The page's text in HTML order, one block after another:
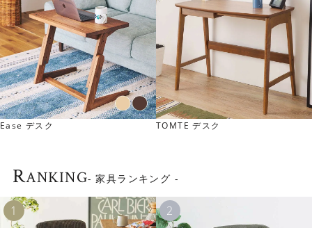
天板にはコードスリットがあります。パソコンや充電器な
ースの邪魔になりません。
デスク TOMTE デスク
RANKING- 家具ランキング -